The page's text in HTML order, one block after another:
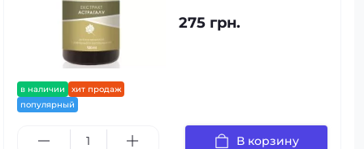
в наличии
хит продаж
популярный
275 грн.
В корзину